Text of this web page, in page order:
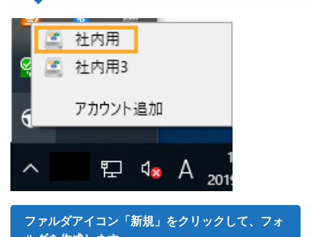
ファルダアイコン「新規」をクリックして、フォ